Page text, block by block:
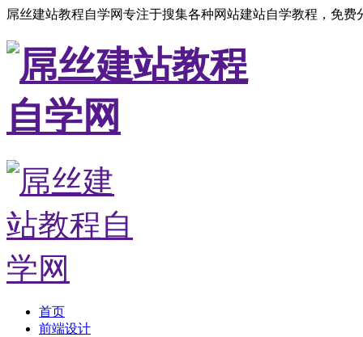
屌丝建站教程自学网专注于搜集各种网站建站自学教程，免
首页
前端设计